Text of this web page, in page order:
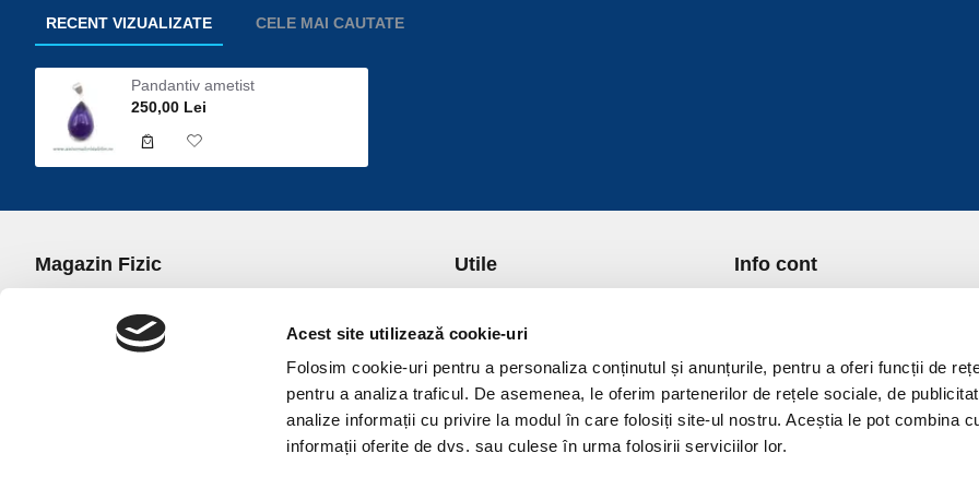
Acest site utilizează cookie-uri
Folosim cookie-uri pentru a personaliza conținutul și anunțurile, pentru a oferi funcții de
pentru a analiza traficul. De asemenea, le oferim partenerilor de rețele sociale, de
analize informații cu privire la modul în care folosiți site-ul nostru. Aceștia le pot combina
informații oferite de dvs. sau culese în urma folosirii serviciilor lor.
RECENT VIZUALIZATE CELE MAI CAUTATE
Pandantiv ametist
250,00 Lei
Magazin Fizic
office@universulcristalelor.ro
0799 879 911, 0723 145 611 (Comenzi Telefonice)
Utile
Transport si Plata
Politica de Returnare
Politica de confidentialitate
Politica Cookies
Termeni si conditii
Info cont
Lista Favorite
GDPR - Protectia datelor
Contact